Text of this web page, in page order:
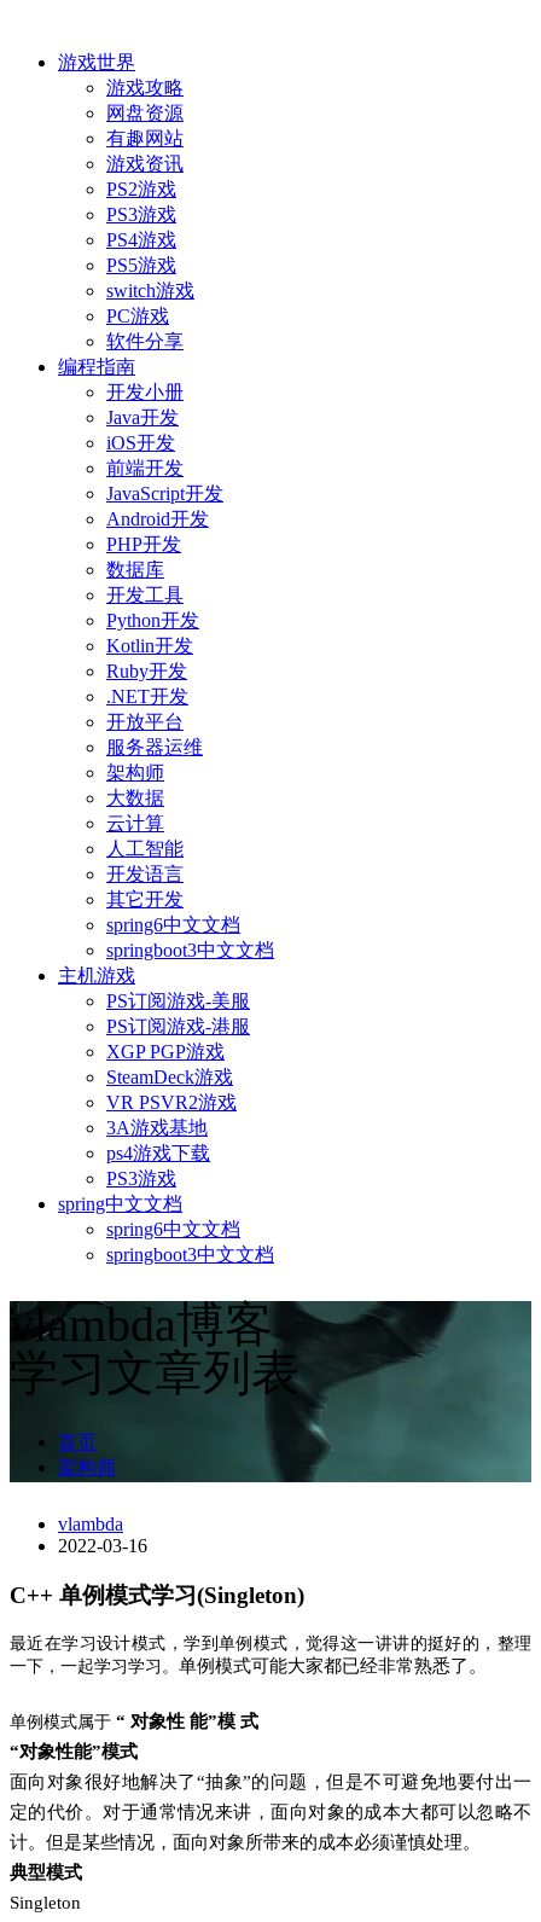
游戏世界
游戏攻略
网盘资源
有趣网站
游戏资讯
PS2游戏
PS3游戏
PS4游戏
PS5游戏
switch游戏
PC游戏
软件分享
编程指南
开发小册
Java开发
iOS开发
前端开发
JavaScript开发
Android开发
PHP开发
数据库
开发工具
Python开发
Kotlin开发
Ruby开发
.NET开发
开放平台
服务器运维
架构师
大数据
云计算
人工智能
开发语言
其它开发
spring6中文文档
springboot3中文文档
主机游戏
PS订阅游戏-美服
PS订阅游戏-港服
XGP PGP游戏
SteamDeck游戏
VR PSVR2游戏
3A游戏基地
ps4游戏下载
PS3游戏
spring中文文档
spring6中文文档
springboot3中文文档
vlambda博客
学习文章列表
首页
架构师
vlambda
2022-03-16
C++ 单例模式学习(Singleton)
最近在学习设计模式，学到单例模式，觉得这一讲讲的挺好的，整理
一下，一起学习学习。 单例模式可能大家都已经非常熟悉了。
单例模式属于 “ 对象性 能”模 式
“对象性能”模式
面向对象很好地解决了“抽象”的问题，但是不可避免地要付出一
定的代价。对于通常情况来讲，面向对象的成本大都可以忽略不
计。但是某些情况，面向对象所带来的成本必须谨慎处理。
典型模式
Singleton